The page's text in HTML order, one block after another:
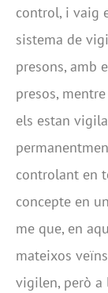
control, i vaig
sistema de
presons, amb
presos,
els estan
controlant en
concepte en
me que, en
mateixos
vigilen, però a